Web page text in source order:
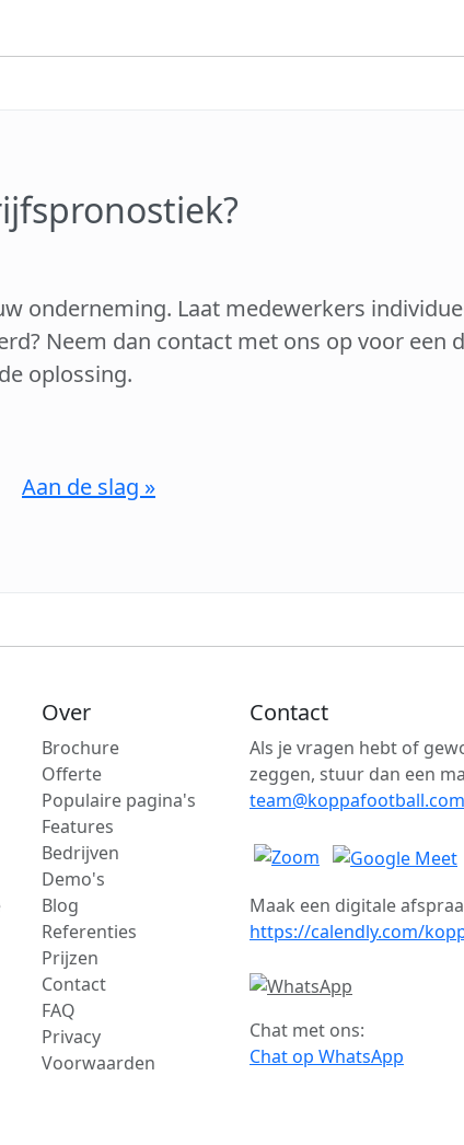
onderneming. Laat medewerkers
Neem dan contact met ons op voor een
oplossing.
Aan de slag »
Over
Brochure
Offerte
Populaire pagina's
Features
Bedrijven
Demo's
Blog
Referenties
Prijzen
Contact
FAQ
Privacy
Voorwaarden
Contact
Als je vragen hebt of
zeggen, stuur dan een
team@koppafootball.com
Maak een digitale
https://calendly.com/
Chat met ons:
Chat op WhatsApp